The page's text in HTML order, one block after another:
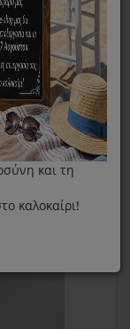
και τη
καλοκαίρι!